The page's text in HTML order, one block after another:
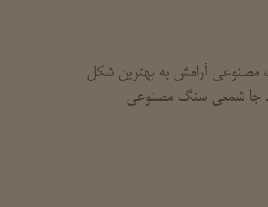
مصنوعی آرامش به بهترین شکل
جا شمعی سنگ مصنوعی